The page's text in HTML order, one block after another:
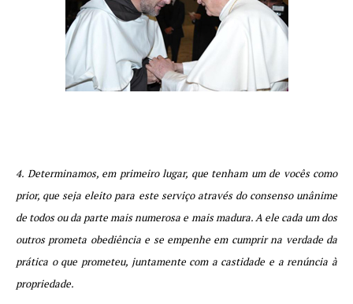
4. Determinamos, em primeiro lugar, que tenham um de vocês como
prior, que seja eleito para este serviço através do consenso unânime
de todos ou da parte mais numerosa e mais madura. A ele cada um dos
outros prometa obediência e se empenhe em cumprir na verdade da
prática o que prometeu, juntamente com a castidade e a renúncia à
propriedade.